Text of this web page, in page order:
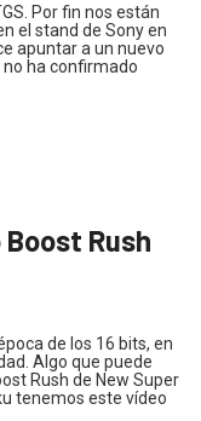
Por fin nos están
el stand de Sony en
apuntar a un nuevo
ha confirmado
Rush
de los 16 bits, en
Algo que puede
Rush de New Super
tenemos este vídeo